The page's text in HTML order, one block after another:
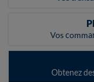
Vos
Obtenez